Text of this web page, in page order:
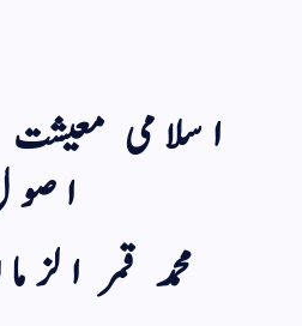
اسلامی
محمد قمر